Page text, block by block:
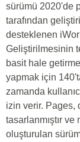
sürümü 2020'de
tarafından
desteklenen
Geliştirilmesinin
basit hale
yapmak için
zamanda
izin verir. Pages,
tasarlanmıştır
oluşturulan